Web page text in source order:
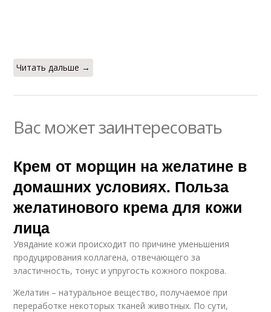
Читать дальше →
Вас может заинтересовать
Крем от морщин на желатине в
домашних условиях. Польза
желатинового крема для кожи
лица
Увядание кожи происходит по причине уменьшения
продуцирования коллагена, отвечающего за
эластичность, тонус и упругость кожного покрова.
Желатин – натуральное вещество, получаемое при
переработке некоторых тканей животных. По сути,